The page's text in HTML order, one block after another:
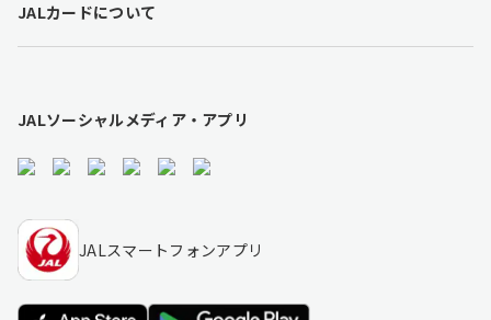
s
JALカードについて
JALソーシャルメディア・アプリ
JALスマートフォンアプリ